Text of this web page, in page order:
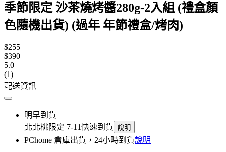
季節限定 沙茶燒烤醬280g-2入組 (禮盒顏
色隨機出貨) (過年 年節禮盒/烤肉)
$255
$390
5.0
(1)
配送資訊
明早到貨
北北桃限定 7-11快速到貨 說明
PChome 倉庫出貨，24小時到貨說明